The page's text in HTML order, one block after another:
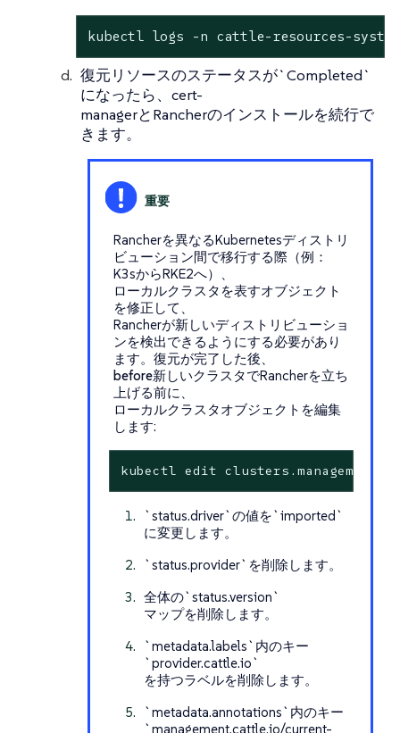
kubectl logs -n cattle-resources-
復元リソースのステータスが`Completed`
になったら、cert-
managerとRancherのインストールを続行で
きます。
Rancherを異なるKubernetesディストリ
ビューション間で移行する際（例：
K3sからRKE2へ）、
ローカルクラスタを表すオブジェクト
を修正して、
Rancherが新しいディストリビューショ
ンを検出できるようにする必要があり
ます。復元が完了した後、
before新しいクラスタでRancherを立ち
上げる前に、
ローカルクラスタオブジェクトを編集
します:
kubectl edit
`status.driver`の値を`imported`
に変更します。
`status.provider`を削除します。
全体の`status.version`
マップを削除します。
`metadata.labels`内のキー
`provider.cattle.io`
を持つラベルを削除します。
`metadata.annotations`内のキー
`management.cattle.io/current-